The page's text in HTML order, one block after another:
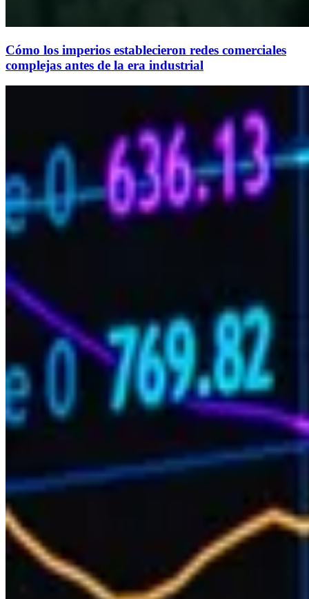
Cómo los imperios establecieron redes comerciales
complejas antes de la era industrial